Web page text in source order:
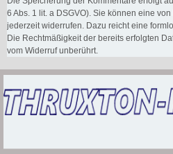
6 Abs. 1 lit. a DSGVO). Sie können eine
jederzeit widerrufen. Dazu reicht eine
Die Rechtmäßigkeit der bereits erfolgten
vom Widerruf unberührt.